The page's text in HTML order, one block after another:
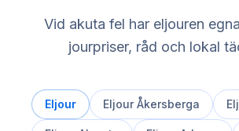
Vid akuta fel har eljouren
jourpriser, råd och lokal
Eljour Eljour Åkersberga